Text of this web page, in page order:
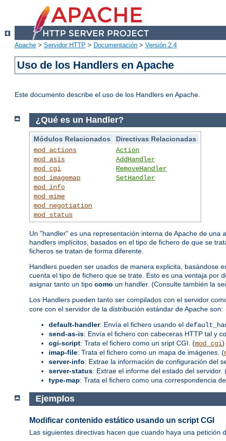
Apache > Servidor HTTP > Documentación > Versión 2.4
Uso de los Handlers en Apache
Este documento describe el uso de los Handlers en Apache.
¿Qué es un Handler?
Módulos Relacionados
Directivas Relacionadas
mod_actions
mod_asis
mod_cgi
mod_imagemap
mod_info
mod_mime
mod_negotiation
mod_status
Action
AddHandler
RemoveHandler
SetHandler
Un "handler" es una representación interna de Apache de
handlers implícitos, basados en el tipo de fichero de que se
ficheros se tratan de forma diferente.
Handlers pueden ser usados de manera explicita, basándose
cuenta el tipo de fichero que se trate. Esto es una ventaja por
asignar tanto un tipo como un handler. (Consulte también la
Los Handlers pueden tanto ser compilados con el servidor
core con el servidor de la distribución estándar de Apache son:
default-handler: Envía el fichero usando el
send-as-is: Envía el fichero con cabeceras HTTP tal y
cgi-script: Trata el fichero como un sript CGI. (mod_cgi)
imap-file: Trata el fichero como un mapa de imágenes. (
server-info: Extrae la información de configuración del
server-status: Extrae el informe del estado del servidor.
type-map: Trata el fichero como una correspondencia
Ejemplos
Modificar contenido estático usando un script CGI
Las siguientes directivas hacen que cuando haya una petición